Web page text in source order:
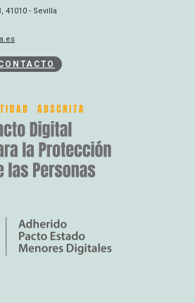
41010 - Sevilla